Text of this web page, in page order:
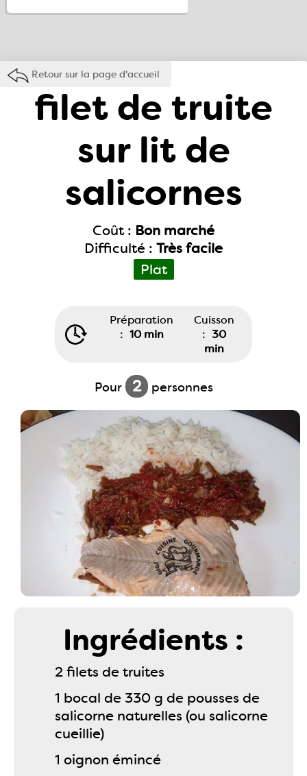
Retour sur la page d'accueil
filet de truite
sur lit de
salicornes
Coût : Bon marché
Difficulté : Très facile
Plat
Préparation
: 10 min
Cuisson
: 30
min
Pour 2 personnes
Ingrédients :
2 filets de truites
1 bocal de 330 g de pousses de
salicorne naturelles (ou salicorne
cueillie)
1 oignon émincé